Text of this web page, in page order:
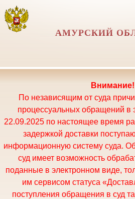
АМУРСКИЙ
Внимание!
По независящим от суда
процессуальных обращений в
22.09.2025 по настоящее время
задержкой доставки
информационную систему суда.
суд имеет возможность
поданные в электронном виде,
им сервисом статуса
поступления обращения в суд